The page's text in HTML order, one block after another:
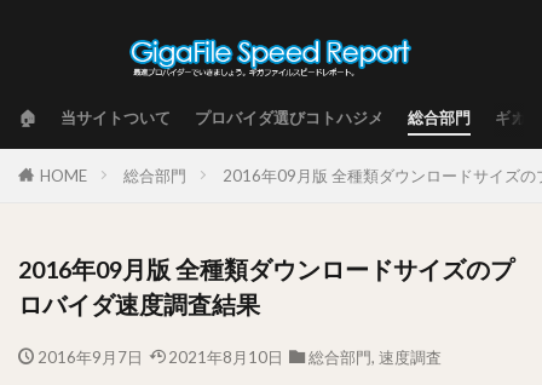
🏠 当サイトついて プロバイダ選びコトハジメ 総合部門 ギガ
HOME 総合部門 2016年09月版 全種類ダウンロードサイズの
2016年09月版 全種類ダウンロードサイズのプ
ロバイダ速度調査結果
2016年9月7日 2021年8月10日 総合部門, 速度調査